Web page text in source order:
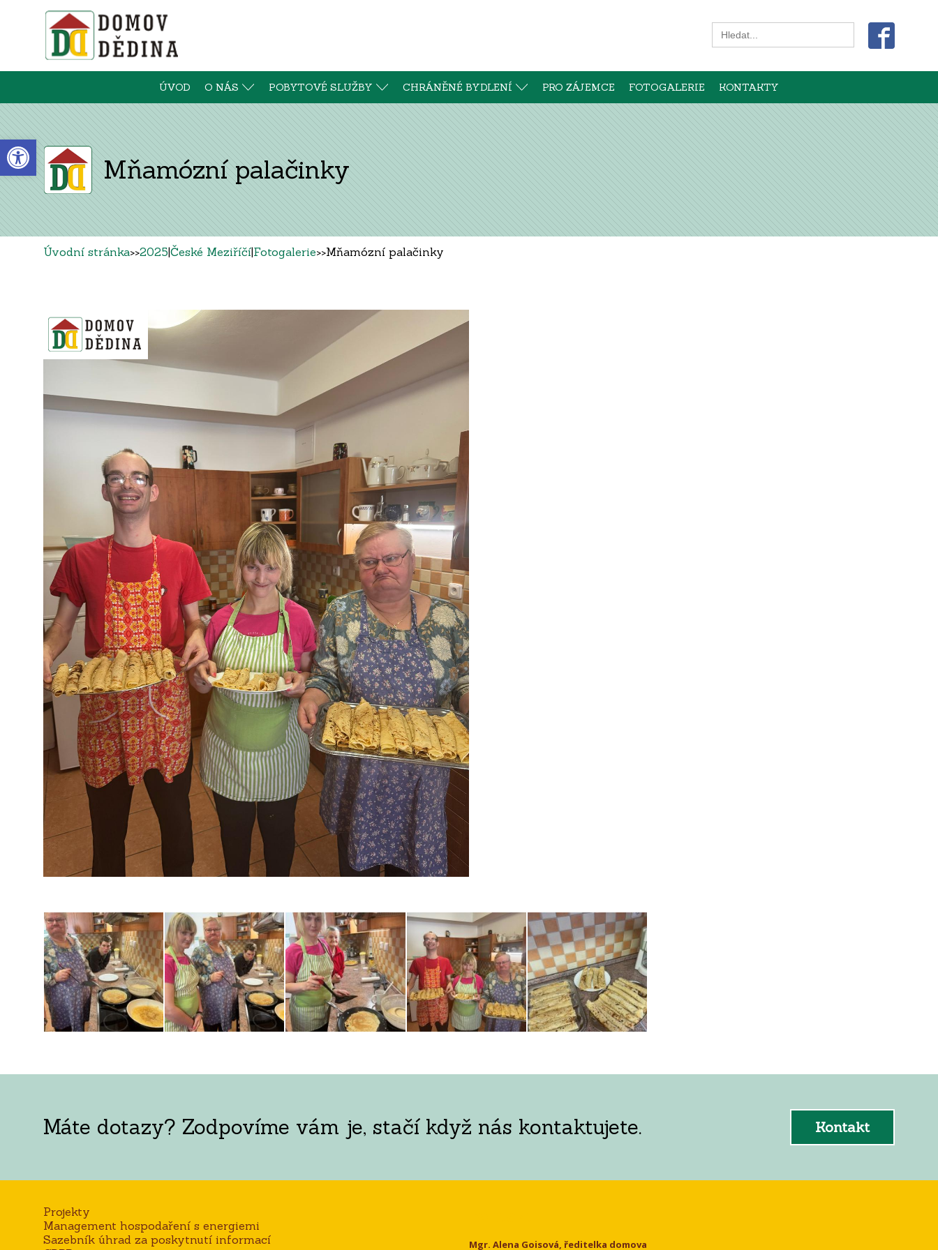
Open toolbar
Search
for:
ÚVOD O NÁS POBYTOVÉ SLUŽBY CHRÁNĚNÉ BYDLENÍ PRO ZÁJEMCE FOTOGALERIE KONTAKTY
Mňamózní palačinky
Úvodní stránka>>2025|České Meziříčí|Fotogalerie>>Mňamózní palačinky
Máte dotazy? Zodpovíme vám je, stačí když nás kontaktujete. Kontakt
Projekty
Management hospodaření s energiemi
Sazebník úhrad za poskytnutí informací
Mgr. Alena Goisová, ředitelka domova